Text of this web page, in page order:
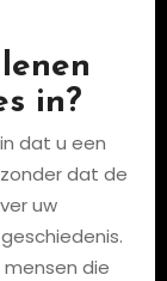
in?
dat u een
dat de
uw
die